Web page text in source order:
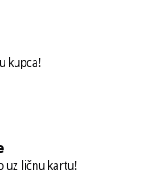
kupca!
uz ličnu kartu!